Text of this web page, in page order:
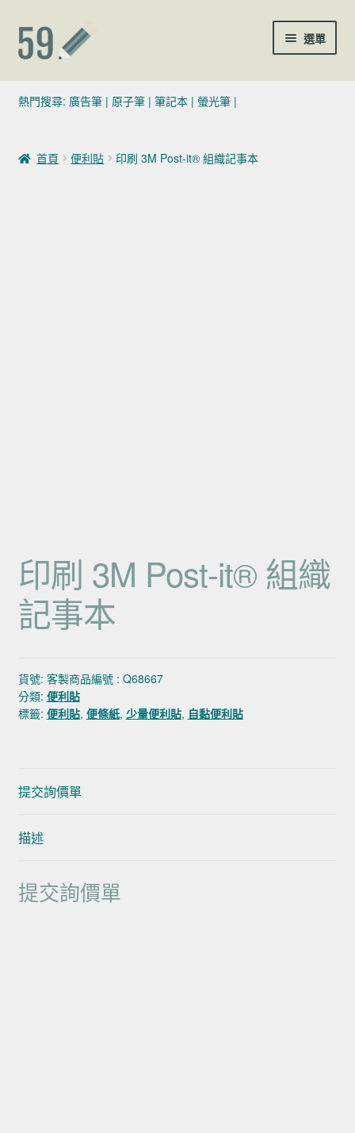
跳至導覽列
跳至主要內容 選單
(02)7729-4140
聯絡我們
熱門搜尋: 廣告筆| 原子筆| 筆記本| 螢光筆|
首頁 便利貼 印刷 3M Post-it® 組織記事本
印刷 3M Post-it® 組織
記事本
貨號: 客製商品編號 : Q68667
分類: 便利貼
標籤: 便利貼, 便條紙, 少量便利貼, 自黏便利貼
提交詢價單
描述
提交詢價單